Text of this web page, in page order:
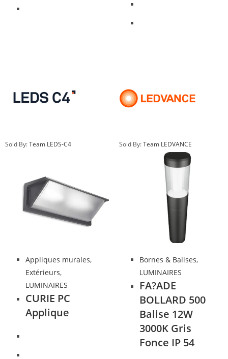
Sold By:Team LEDS-C4
Appliques murales,
Extérieurs,
LUMINAIRES
CURIE PC
Applique
Sold By:Team LEDVANCE
Bornes & Balises,
LUMINAIRES
FA?ADE
BOLLARD 500
Balise 12W
3000K Gris
Fonce IP 54